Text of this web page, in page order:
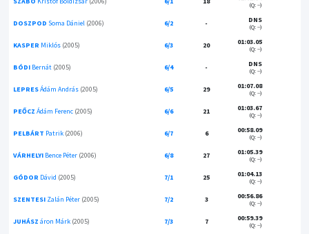
(Q: --)
DOSZPOD Soma Dániel(2006) 6/2 - DNS
(Q: --)
KASPER Miklós (2005) 6/3 20 01:03.05
(Q: --)
BÓDIBernát (2005) 6/4 - DNS
(Q: --)
LEPRESÁdám András(2005) 6/5 29 01:07.08
(Q: --)
PEŐCZ Ádám Ferenc(2005) 6/6 21 01:03.67
(Q: --)
PELBÁRT Patrik (2006) 6/7 6 00:58.09
(Q: --)
VÁRHELYIBence Péter(2006) 6/8 27 01:05.39
(Q: --)
GÓDOR Dávid (2005) 7/1 25 01:04.13
(Q: --)
SZENTESIZalán Péter(2005) 7/2 3 00:56.86
(Q: --)
JUHÁSZ áron Márk(2005) 7/3 7 00:59.39
(Q: --)